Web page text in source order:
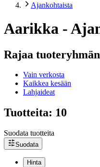
Ajankohtaista
Aarikka -
Rajaa
Vain verkosta
Kaikkea kesään
Lahjaideat
Tuotteita: 10
Suodata tuotteita
Suodata
Hinta